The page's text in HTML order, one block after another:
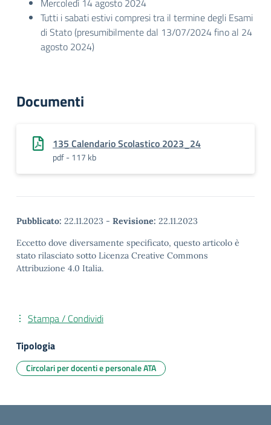
Mercoledì 14 agosto 2024
Tutti i sabati estivi compresi tra il termine degli Esami
di Stato (presumibilmente dal 13/07/2024 fino al 24
agosto 2024)
Documenti
135 Calendario Scolastico 2023_24
pdf - 117 kb
Pubblicato: 22.11.2023 - Revisione: 22.11.2023
Eccetto dove diversamente specificato, questo articolo è
stato rilasciato sotto Licenza Creative Commons
Attribuzione 4.0 Italia.
Stampa / Condividi
Tipologia
Circolari per docenti e personale ATA